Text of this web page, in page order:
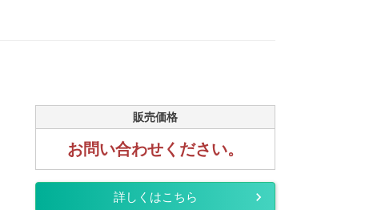
販売価格
お問い合わせください。
詳しくはこちら